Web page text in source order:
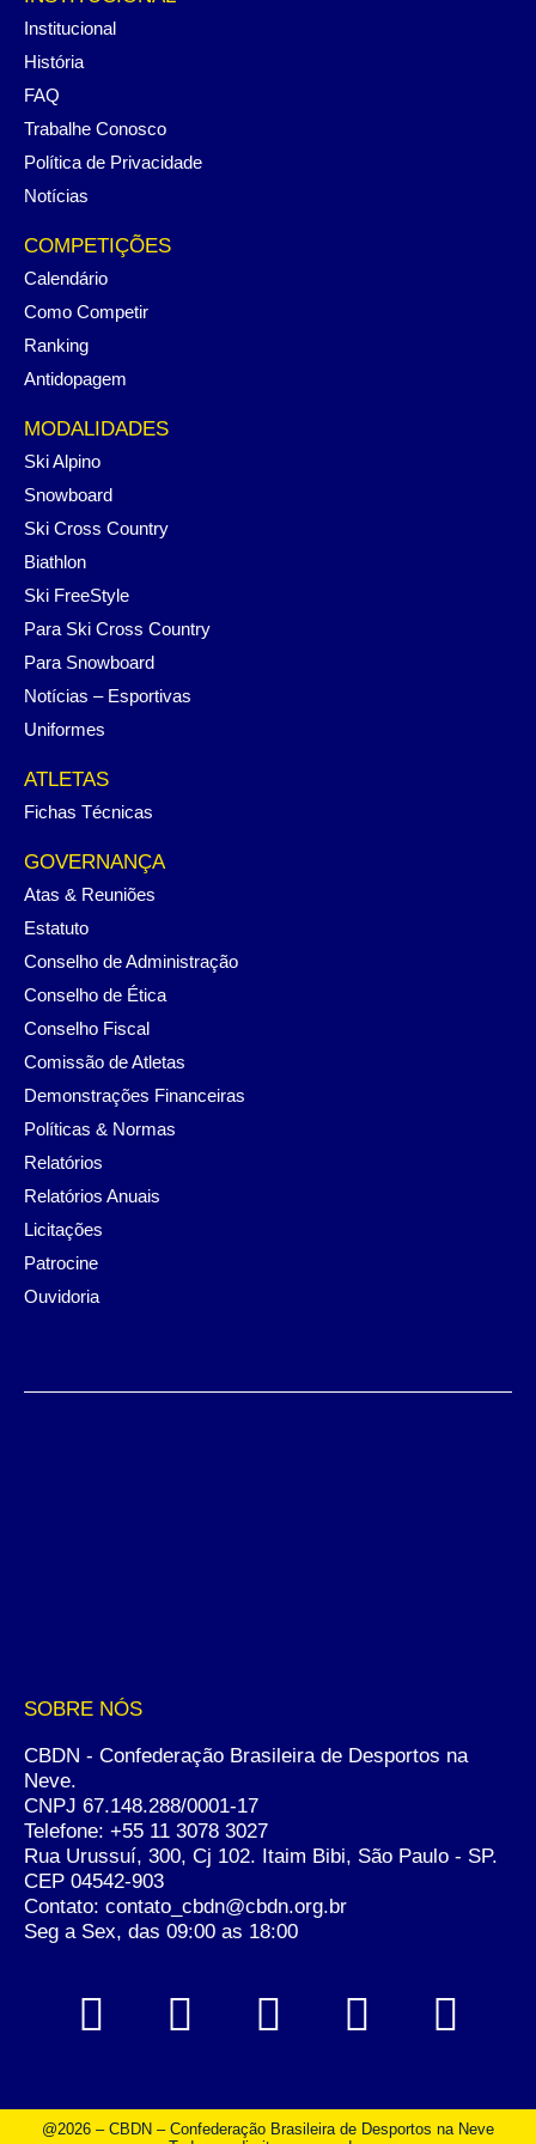
Institucional
História
FAQ
Trabalhe Conosco
Política de Privacidade
Notícias
COMPETIÇÕES
Calendário
Como Competir
Ranking
Antidopagem
MODALIDADES
Ski Alpino
Snowboard
Ski Cross Country
Biathlon
Ski FreeStyle
Para Ski Cross Country
Para Snowboard
Notícias – Esportivas
Uniformes
ATLETAS
Fichas Técnicas
GOVERNANÇA
Atas & Reuniões
Estatuto
Conselho de Administração
Conselho de Ética
Conselho Fiscal
Comissão de Atletas
Demonstrações Financeiras
Políticas & Normas
Relatórios
Relatórios Anuais
Licitações
Patrocine
Ouvidoria
SOBRE NÓS
CBDN - Confederação Brasileira de Desportos na
Neve.
CNPJ 67.148.288/0001-17
Telefone: +55 11 3078 3027
Rua Urussuí, 300, Cj 102. Itaim Bibi, São Paulo - SP.
CEP 04542-903
Contato: contato_cbdn@cbdn.org.br
Seg a Sex, das 09:00 as 18:00
@2026 – CBDN – Confederação Brasileira de Desportos na Neve